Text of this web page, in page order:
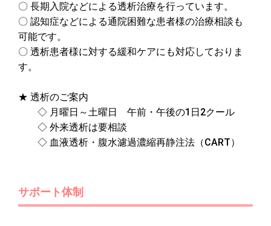
〇 長期入院などによる透析治療を行っています。
〇 認知症などによる通院困難な患者様の治療相談も
可能です。
〇 透析患者様に対する緩和ケアにも対応しておりま
す。
★ 透析のご案内
◇ 月曜日～土曜日 午前・午後の1日2クール
◇ 外来透析は要相談
◇ 血液透析・腹水濾過濃縮再静注法（CART）
サポート体制